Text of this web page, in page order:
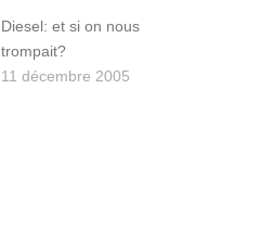
Diesel: et si on nous
trompait?
11 décembre 2005